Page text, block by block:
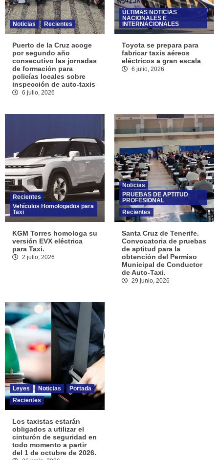
Noticias Recientes
Puerto de la Cruz acoge
por segundo año
consecutivo las jornadas
de formación para
policías locales sobre
inspección de auto-taxis
6 julio, 2026
ÚLTIMAS NOTICIAS
NACIONALES E
INTERNACIONALES
Toyota se prepara para
fabricar taxis aéreos
eléctricos a gran escala
6 julio, 2026
Recientes
Vehículos Homologados para
Taxi
KGM Torres homologa su
versión EVX eléctrica
para Taxi.
2 julio, 2026
Noticias
PRUEBAS DE APTITUD
PROFESIONAL
Recientes
Santa Cruz de Tenerife.
Convocatoria de pruebas
de aptitud para la
obtención del Permiso
Municipal de Conductor
de Auto-Taxi.
29 junio, 2026
Leyes Noticias
Portada
Recientes
Los taxistas estarán
obligados a utilizar el
cinturón de seguridad en
todo momento a partir
del 1 de octubre de 2026.